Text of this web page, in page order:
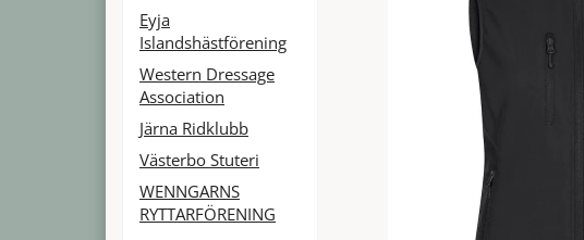
Eyja
Islandshästförening
Western Dressage
Association
Järna Ridklubb
Västerbo Stuteri
WENNGARNS
RYTTARFÖRENING